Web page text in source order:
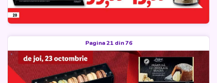
Pagina 21 din 76